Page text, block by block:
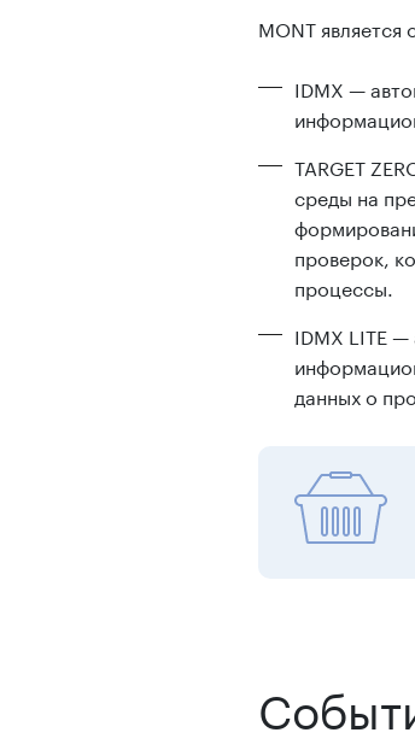
MONT
IDMX —
TARGET
среды на
проверок,
процессы.
IDMX LITE —
данных о